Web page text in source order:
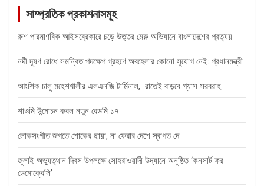
সাম্প্রতিক প্রকাশনাসমূহ
রুশ পারমাণবিক আইসব্রেকারে চড়ে উত্তর মেরু অভিযানে বাংলাদেশের প্রত্যয়
নদী দূষণ রোধে সমন্বিত পদক্ষেপ গ্রহণে অবহেলার কোনো সুযোগ নেই: প্রধানমন্ত্রী
আংশিক চালু মহেশখালীর এলএনজি টার্মিনাল, রাতেই বাড়বে গ্যাস সরবরাহ
শাওমি উন্মোচন করল নতুন রেডমি ১৭
লোকসংগীত জগতে শোকের ছায়া, না ফেরার দেশে স্বাগত দে
জুলাই অভ্যুত্থান দিবস উপলক্ষে সোহরাওয়ার্দী উদ্যানে অনুষ্ঠিত ‘কনসার্ট ফর
ডেমোক্রেসি’